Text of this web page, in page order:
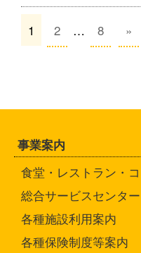
1 2 … 8 »
事業案内
食堂・レストラン・
総合サービスセンタ
各種施設利用案内
各種保険制度等案内